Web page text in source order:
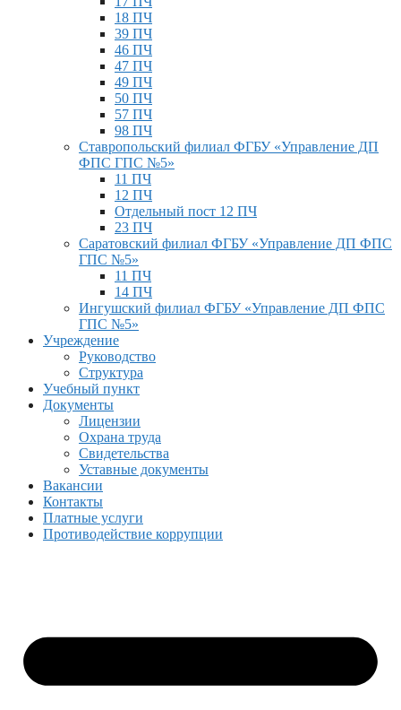
18 ПЧ
39 ПЧ
46 ПЧ
47 ПЧ
49 ПЧ
50 ПЧ
57 ПЧ
98 ПЧ
Ставропольский филиал ФГБУ «Управление ДП
ФПС ГПС №5»
11 ПЧ
12 ПЧ
Отдельный пост 12 ПЧ
23 ПЧ
Саратовский филиал ФГБУ «Управление ДП ФПС
ГПС №5»
11 ПЧ
14 ПЧ
Ингушский филиал ФГБУ «Управление ДП ФПС
ГПС №5»
Учреждение
Руководство
Структура
Учебный пункт
Документы
Лицензии
Охрана труда
Свидетельства
Уставные документы
Вакансии
Контакты
Платные услуги
Противодействие коррупции